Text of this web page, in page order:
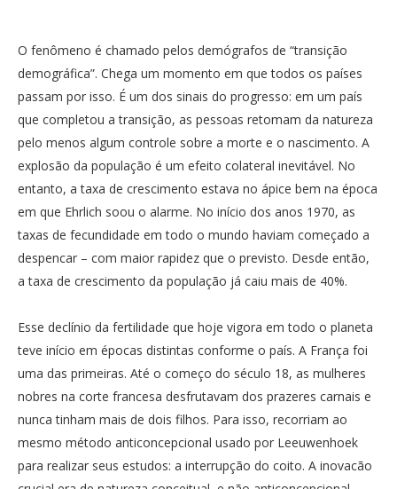
O fenômeno é chamado pelos demógrafos de “transição
demográfica”. Chega um momento em que todos os países
passam por isso. É um dos sinais do progresso: em um país
que completou a transição, as pessoas retomam da natureza
pelo menos algum controle sobre a morte e o nascimento. A
explosão da população é um efeito colateral inevitável. No
entanto, a taxa de crescimento estava no ápice bem na época
em que Ehrlich soou o alarme. No início dos anos 1970, as
taxas de fecundidade em todo o mundo haviam começado a
despencar – com maior rapidez que o previsto. Desde então,
a taxa de crescimento da população já caiu mais de 40%.
Esse declínio da fertilidade que hoje vigora em todo o planeta
teve início em épocas distintas conforme o país. A França foi
uma das primeiras. Até o começo do século 18, as mulheres
nobres na corte francesa desfrutavam dos prazeres carnais e
nunca tinham mais de dois filhos. Para isso, recorriam ao
mesmo método anticoncepcional usado por Leeuwenhoek
para realizar seus estudos: a interrupção do coito. A inovacão